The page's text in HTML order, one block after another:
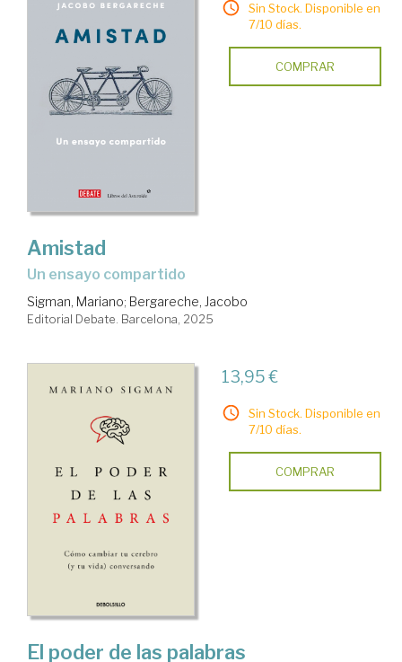
Sin Stock. Disponible en
7/10 días.
COMPRAR
Amistad
Un ensayo compartido
Sigman, Mariano; Bergareche, Jacobo
Editorial Debate. Barcelona, 2025
13,95 €
Sin Stock. Disponible en
7/10 días.
COMPRAR
El poder de las palabras